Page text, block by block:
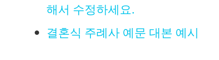
해서 수정하세요.
결혼식 주례사 예문 대본 예시